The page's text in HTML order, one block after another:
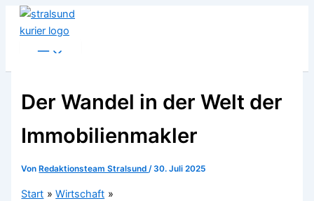
Zum
Inhalt
Der Wandel in der Welt der
Immobilienmakler
Von Redaktionsteam Stralsund/30. Juli 2025
Start
Wirtschaft